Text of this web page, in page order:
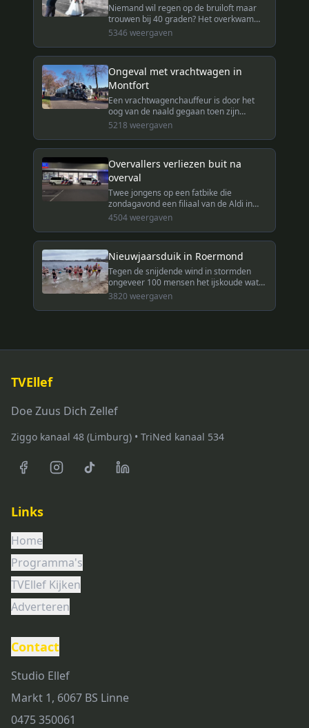
Niemand wil regen op de bruiloft maar
trouwen bij 40 graden? Het overkwam
Nicole en Maurice Graef afgelopen
vrijdag toen ze met elkaar in Roermond
5346 weergaven
Ongeval met vrachtwagen in
Montfort
Een vrachtwagenchauffeur is door het
oog van de naald gegaan toen zijn
vrachtwagen een boom raakte bij het
binnenrijden van de bebouwde kom van
5218 weergaven
Overvallers verliezen buit na
overval
Twee jongens op een fatbike die
zondagavond een filiaal van de Aldi in
Roermond hadden overvallen, verloren
een gedeelte van de buit op een rotonde.
4504weergaven
Nieuwjaarsduik in Roermond
Tegen de snijdende wind in stormden
ongeveer 100 mensen het ijskoude water
van De Weerd in voor de traditionele
nieuwjaarsduik in Roermond.
3820 weergaven
TVEllef
Doe Zuus Dich Zellef
Ziggo kanaal 48 (Limburg) • TriNed kanaal 534
Links
Home
Programma's
TVEllef Kijken
Adverteren
Contact
Studio Ellef
Markt 1, 6067 BS Linne
0475 350061